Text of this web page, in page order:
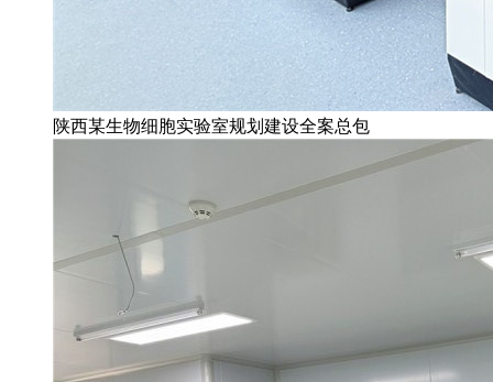
陕西某生物细胞实验室规划建设全案总包